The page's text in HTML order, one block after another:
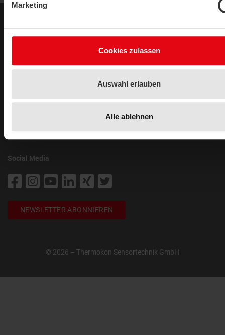
Marketing
Cookies zulassen
Auswahl erlauben
Alle ablehnen
Rechtliches
Zürichstrasse 46
info@thermokon.ch
Social Media
NEWSLETTER ABONNIEREN
© 2026 – Thermokon Sensortechnik GmbH